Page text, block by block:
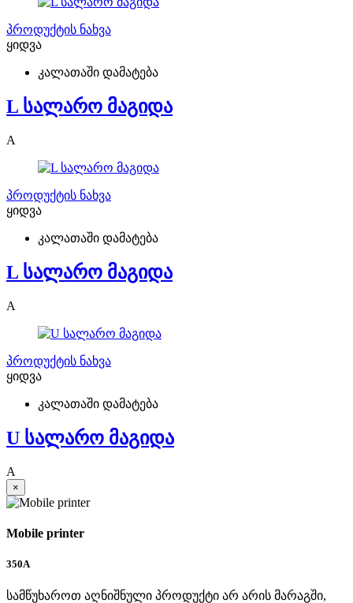
პროდუქტის ნახვა
ყიდვა
კალათაში დამატება
L სალარო მაგიდა
A
პროდუქტის ნახვა
ყიდვა
კალათაში დამატება
L სალარო მაგიდა
A
პროდუქტის ნახვა
ყიდვა
კალათაში დამატება
U სალარო მაგიდა
A
×
Mobile printer
350A
სამწუხაროთ აღნიშნული პროდუქტი არ არის მარაგში,